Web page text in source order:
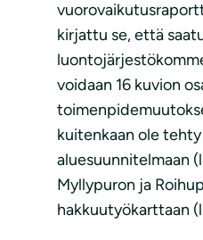
kirjattu se, että
voidaan 16 kuvion
kuitenkaan ole
aluesuunnitelmaan
Myllypuron ja
hakkuutyökarttaan